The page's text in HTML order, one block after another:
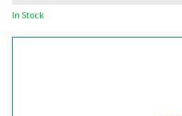
In Stock